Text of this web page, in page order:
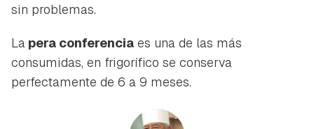
sin problemas.
La pera conferencia es una de las más
consumidas, en frigorífico se conserva
perfectamente de 6 a 9 meses.